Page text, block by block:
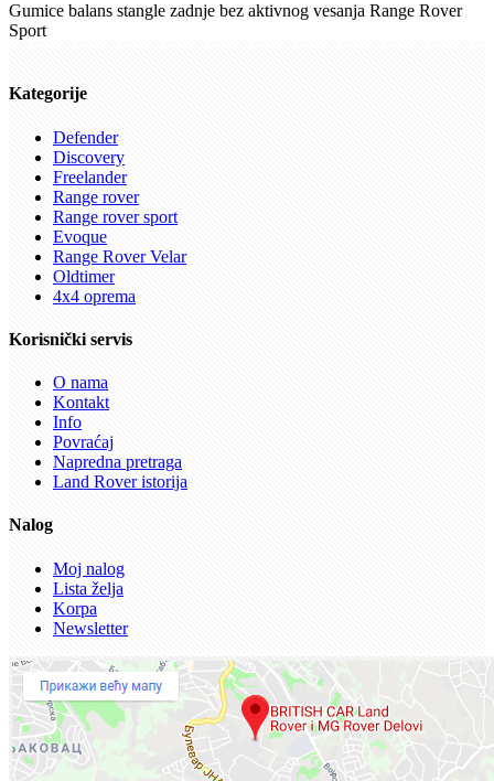
Gumice balans stangle zadnje bez aktivnog vesanja Range Rover
Sport
Kategorije
Defender
Discovery
Freelander
Range rover
Range rover sport
Evoque
Range Rover Velar
Oldtimer
4x4 oprema
Korisnički servis
O nama
Kontakt
Info
Povraćaj
Napredna pretraga
Land Rover istorija
Nalog
Moj nalog
Lista želja
Korpa
Newsletter